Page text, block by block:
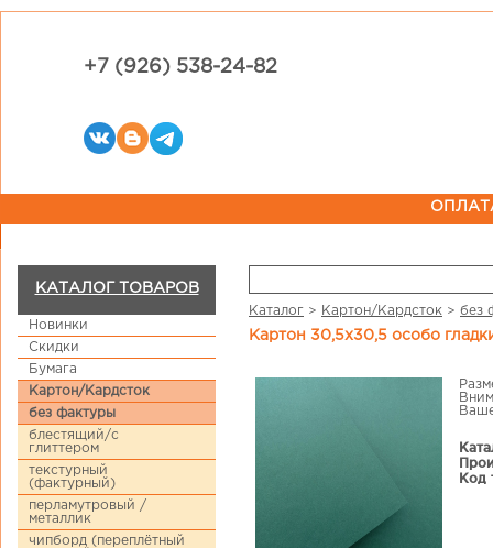
+7 (926) 538-24-82
КАТАЛОГ ТОВАРОВ
Новинки
Скидки
Бумага
Картон/Кардсток
без фактуры
блестящий/с
глиттером
текстурный
(фактурный)
перламутровый /
металлик
чипборд (переплётный
Каталог > Картон/Кардсток > без
Картон 30,5х30,5 особо
Код